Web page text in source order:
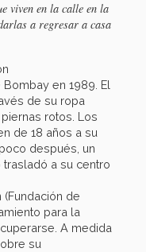
viven en la calle en la
a regresar a casa
en 1989. El
de su ropa
rotos. Los
de 18 años a su
después, un
trasladó a su centro
(Fundación de
para la
A medida
su